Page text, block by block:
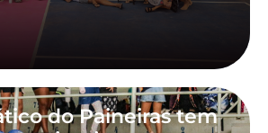
do Paineiras tem